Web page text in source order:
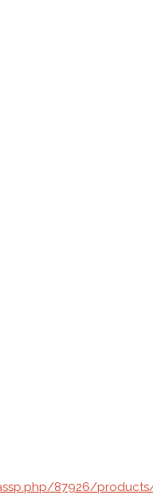
87926/products/